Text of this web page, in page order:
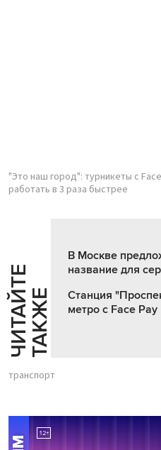
"Это наш город": турникеты с
работать в 3 раза быстрее
Ч
И
Т
АЙ
Т
Е
Т
А
К
ЖЕ
В Москве
название для
Станция
метро с Face Pay
транспорт